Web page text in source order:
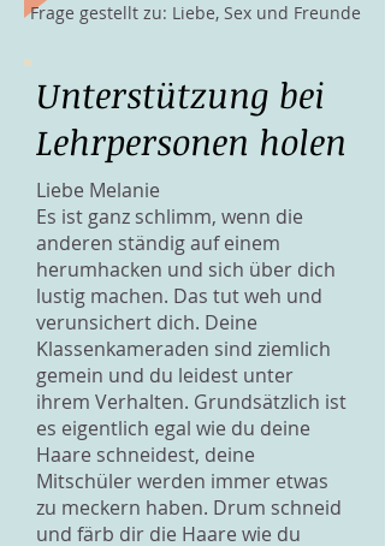
Frage gestellt zu: Liebe, Sex und Freunde
Unterstützung bei
Lehrpersonen holen
Liebe Melanie
Es ist ganz schlimm, wenn die
anderen ständig auf einem
herumhacken und sich über dich
lustig machen. Das tut weh und
verunsichert dich. Deine
Klassenkameraden sind ziemlich
gemein und du leidest unter
ihrem Verhalten. Grundsätzlich ist
es eigentlich egal wie du deine
Haare schneidest, deine
Mitschüler werden immer etwas
zu meckern haben. Drum schneid
und färb dir die Haare wie du